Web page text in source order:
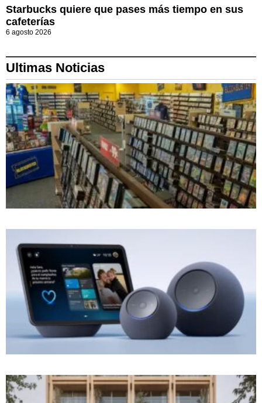
Starbucks quiere que pases más tiempo en sus
cafeterías
6 agosto 2026
Ultimas Noticias